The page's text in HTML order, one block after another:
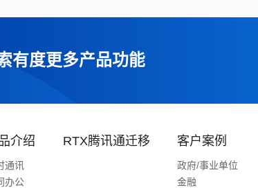
有度更多产品功能
介绍
通讯
办公
RTX腾讯通迁移 客户案例
政府/事业单位
金融